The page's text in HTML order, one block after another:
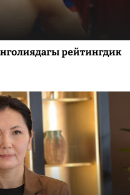
рейтингдик